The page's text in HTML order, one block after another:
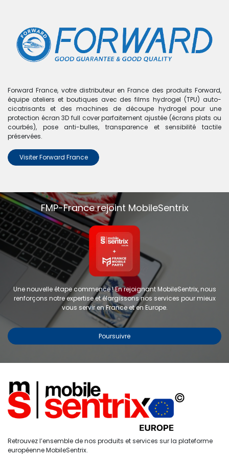
Étiquettes
Accueil Recherche
0
Compte
Boutique 0 articles trouvés.
Nous n'avons trouvé aucun
produit !
Aucun produit défini dans la catégorieiPhone 15.
Forward France, votre distributeur en France des produits Forward,
équipe ateliers et boutiques avec des films hydrogel (TPU) auto-
cicatrisants et des machines de découpe hydrogel pour une
protection écran 3D full cover parfaitement ajustée (écrans plats ou
courbés), pose anti-bulles, transparence et sensibilité tactile
préservées.
Visiter Forward France
FMP-France rejoint MobileSentrix
Une nouvelle étape commence ! En rejoignant MobileSentrix, nous
renforçons notre expertise et élargissons nos services pour mieux
vous servir en France et en Europe.
Poursuivre
Retrouvez l’ensemble de nos produits et services sur la plateforme
européenne MobileSentrix.
Copyright © 2024 FMP-France. Tous droits réservés